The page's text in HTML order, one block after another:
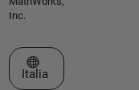
Inc.
Seleziona un sito web
Italia